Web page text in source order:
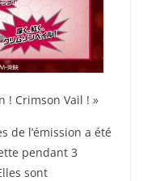
! Crimson Vail ! »
de l’émission a été
pendant 3
sont